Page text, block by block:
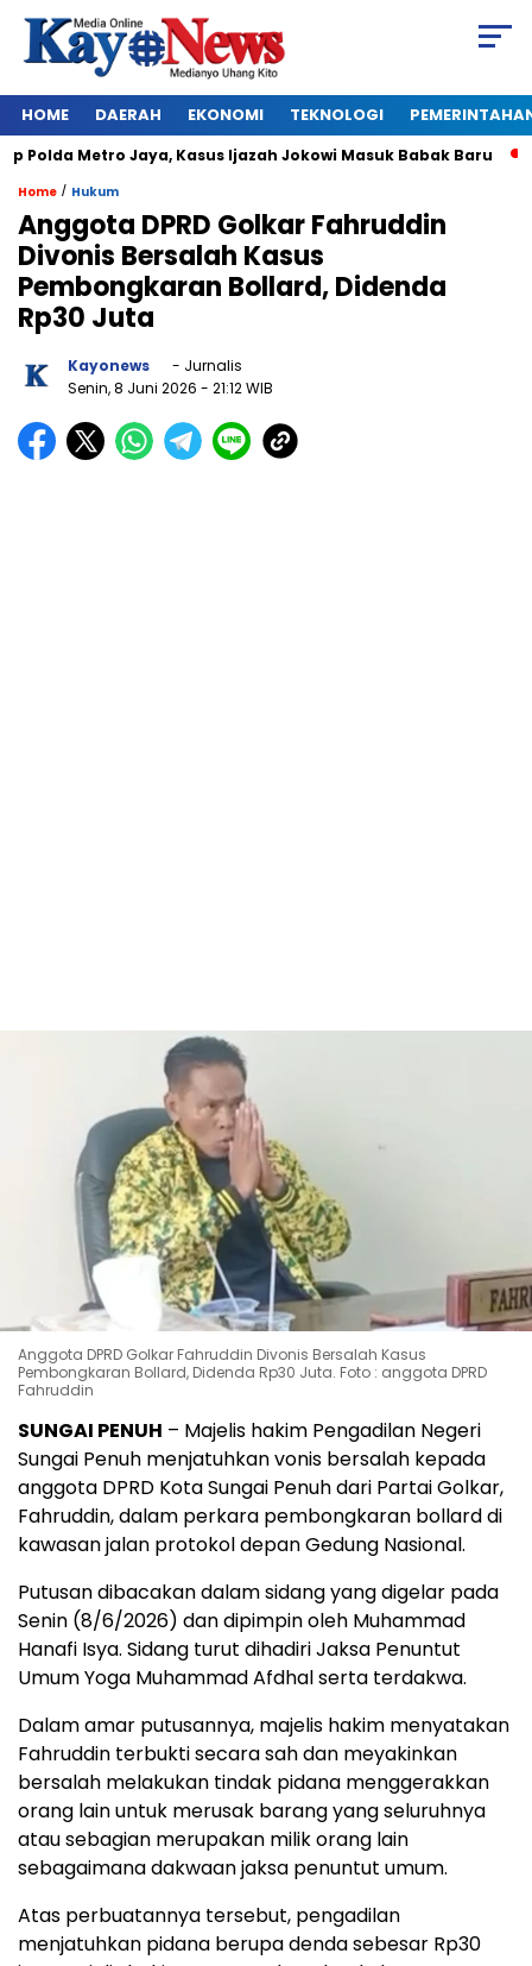
HOME DAERAH EKONOMI TEKNOLOGI
Metro Jaya, Kasus Ijazah Jokowi Masuk Babak Baru
Home / Hukum
Anggota DPRD Golkar Fahruddin
Divonis Bersalah Kasus
Pembongkaran Bollard, Didenda
Rp30 Juta
Kayonews
- Jurnalis
Senin, 8 Juni 2026 - 21:12 WIB
Anggota DPRD Golkar Fahruddin Divonis Bersalah Kasus
Pembongkaran Bollard, Didenda Rp30 Juta. Foto : anggota DPRD
Fahruddin
SUNGAI PENUH – Majelis hakim Pengadilan Negeri
Sungai Penuh menjatuhkan vonis bersalah kepada
anggota DPRD Kota Sungai Penuh dari Partai Golkar,
Fahruddin, dalam perkara pembongkaran bollard di
kawasan jalan protokol depan Gedung Nasional.
Putusan dibacakan dalam sidang yang digelar pada
Senin (8/6/2026) dan dipimpin oleh Muhammad
Hanafi Isya. Sidang turut dihadiri Jaksa Penuntut
Umum Yoga Muhammad Afdhal serta terdakwa.
Dalam amar putusannya, majelis hakim menyatakan
Fahruddin terbukti secara sah dan meyakinkan
bersalah melakukan tindak pidana menggerakkan
orang lain untuk merusak barang yang seluruhnya
atau sebagian merupakan milik orang lain
sebagaimana dakwaan jaksa penuntut umum.
Atas perbuatannya tersebut, pengadilan
menjatuhkan pidana berupa denda sebesar Rp30